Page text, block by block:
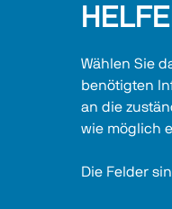
Wählen Sie
benötigten
an die
wie möglich
Die Felder